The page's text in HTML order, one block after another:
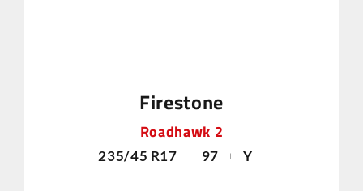
Firestone
Roadhawk 2
235/45 R17 97 Y